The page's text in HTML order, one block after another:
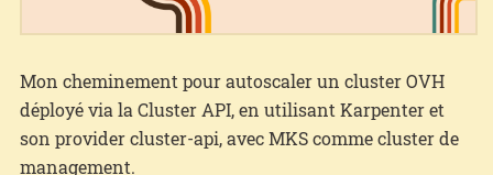
Mon cheminement pour autoscaler un cluster OVH
déployé via la Cluster API, en utilisant Karpenter et
son provider cluster-api, avec MKS comme cluster de
management.